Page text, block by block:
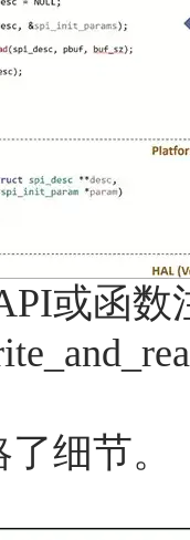
或函
细节。